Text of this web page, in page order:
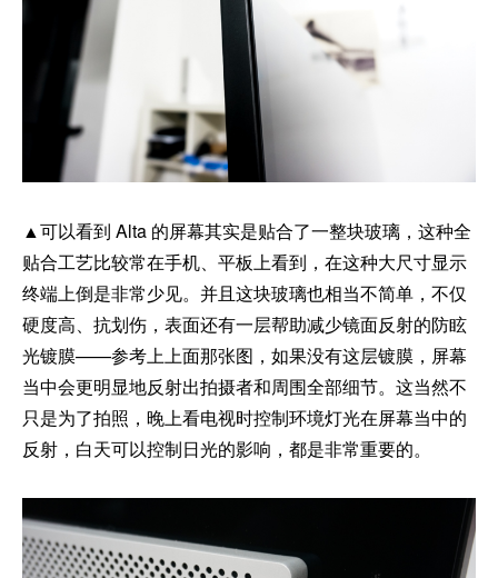
▲可以看到 Alta 的屏幕其实是贴合了一整块玻璃，这种全
贴合工艺比较常在手机、平板上看到，在这种大尺寸显示
终端上倒是非常少见。并且这块玻璃也相当不简单，不仅
硬度高、抗划伤，表面还有一层帮助减少镜面反射的防眩
光镀膜——参考上上面那张图，如果没有这层镀膜，屏幕
当中会更明显地反射出拍摄者和周围全部细节。这当然不
只是为了拍照，晚上看电视时控制环境灯光在屏幕当中的
反射，白天可以控制日光的影响，都是非常重要的。